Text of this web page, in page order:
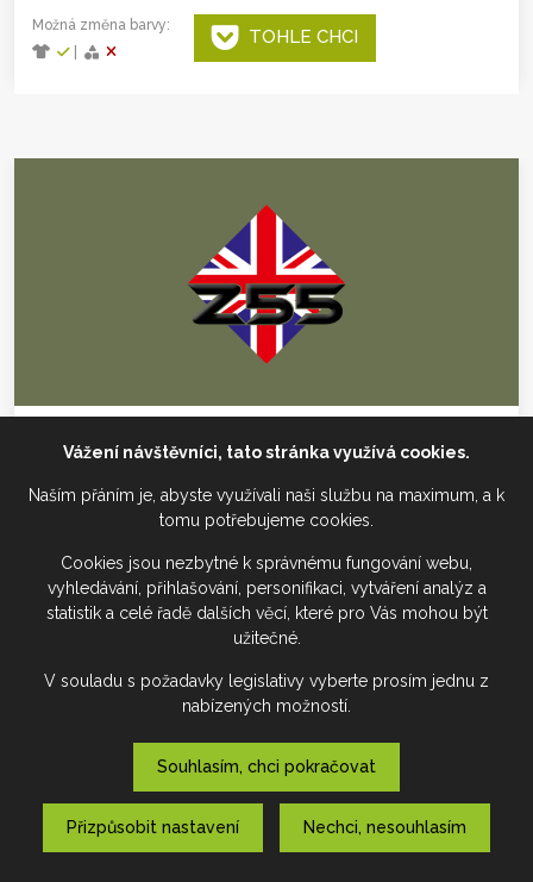
Možná změna barvy:
TOHLE CHCI
Z55 - Anglie 217 Kč
TRIČKO KHAKI
VLAJKY, ZEMĚ
|
TOHLE CHCI
Vážení návštěvníci, tato stránka využívá cookies.
Naším přáním je, abyste využívali naši službu na maximum, a k
tomu potřebujeme cookies.
Cookies jsou nezbytné k správnému fungování webu,
vyhledávání, přihlašování, personifikaci, vytváření analýz a
statistik a celé řadě dalších věcí, které pro Vás mohou být
užitečné.
V souladu s požadavky legislativy vyberte prosím jednu z
nabízených možností.
Souhlasím, chci pokračovat
Přizpůsobit nastavení Nechci, nesouhlasím